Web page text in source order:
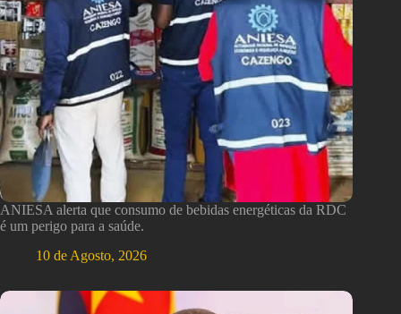
ANIESA alerta que consumo de bebidas energéticas da RDC
é um perigo para a saúde.
10 de Agosto, 2026